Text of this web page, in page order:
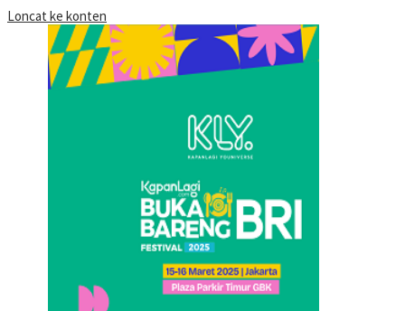
Loncat ke konten